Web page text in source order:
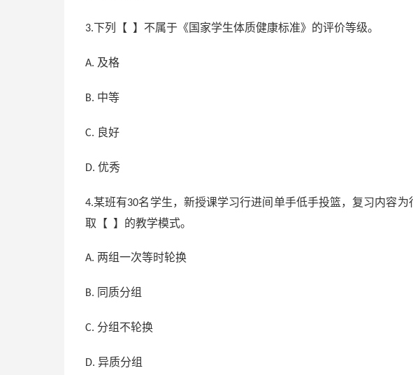
3.下列【 】不属于《国家学生体质健康标准》的评价等级。
A. 及格
B. 中等
C. 良好
D. 优秀
4.某班有30名学生，新授课学习行进间单手低手投篮，复习内容
取【 】的教学模式。
A. 两组一次等时轮换
B. 同质分组
C. 分组不轮换
D. 异质分组